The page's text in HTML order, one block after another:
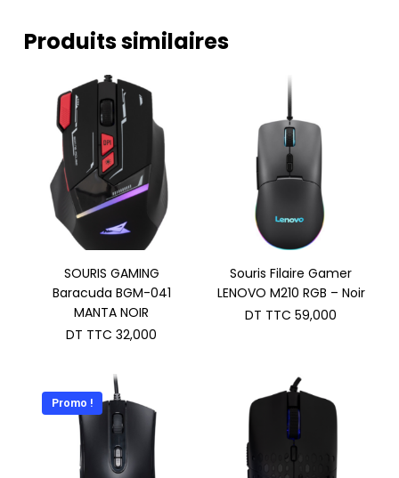
Produits similaires
SOURIS GAMING
Baracuda BGM-041
MANTA NOIR
DT TTC 32,000
Souris Filaire Gamer
LENOVO M210 RGB – Noir
DT TTC 59,000
Promo !